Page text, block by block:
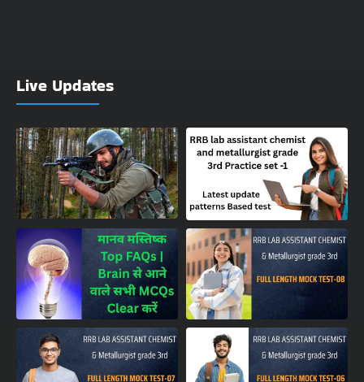
Live Updates